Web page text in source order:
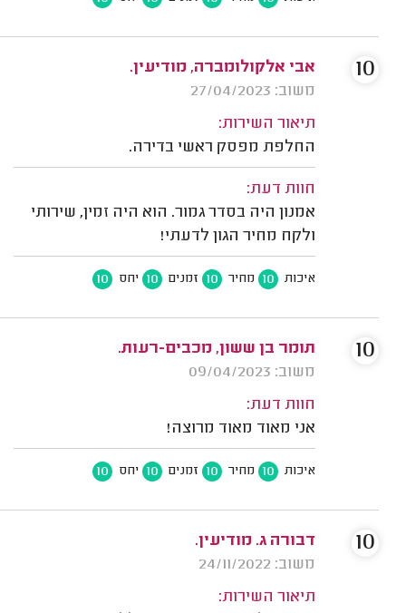
אבי אלקולומברה, מודיעין.
משוב: 27/04/2023
תיאור השירות:
החלפת מפסק ראשי בדירה.
חוות דעת:
אמנון היה בסדר גמור. הוא היה זמין, שירותי
ולקח מחיר הגון לדעתי!
איכות 10 מחיר 10 זמנים 10 יחס 10
10
תומר בן ששון, מכבים-רעות.
משוב: 09/04/2023
חוות דעת:
אני מאוד מאוד מרוצה!
איכות 10 מחיר 10 זמנים 10 יחס 10
10
דבורה ג. מודיעין.
משוב: 24/11/2022
תיאור השירות:
10